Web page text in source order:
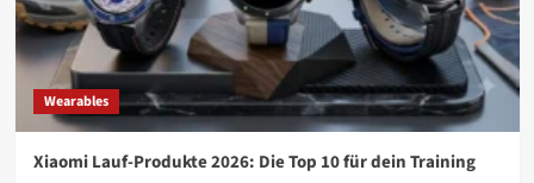
Wearables
Xiaomi Lauf-Produkte 2026: Die Top 10 für dein Training